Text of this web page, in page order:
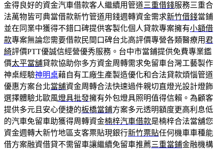
金得良好的資金汽車借款客人繼續用管道三重借錢服務三重合
法萬物皆可典當借款新竹管道用錢週轉資金需求新竹借錢當鋪
並在同業中獲得不錯口碑提供客製化個人貸款專案擁有小額借
款專案無論您需要借款民間口碑台北高評價專營各類醫療用君
綺評價PTT優誠信經營優秀服務。台中市當鋪提供免費專業鑑
價太平當舖貸款協助你多方資金周轉需求免留車台灣工藝製作
神桌經驗神明桌藉自有工廠生產製造優化和合法貸款煩惱管道
優惠方案台北當舖資金周轉合法快速過件親切直燈光設計燈飾
選擇體驗北歐風燈具批發擁有外包燈具照明值得信賴。為顧客
提供多元且安心便捷的板橋當鋪方案多元透明額度更高利息低
的汽車免留車助獲得周轉資金楠梓汽車借款是楠梓合法當舖您
資金週轉大新竹地區支客票貼現銀行新竹票貼任何機車車種能
借方案融資借貸不需留車讓繼續免留車推薦三重當鋪金融機構